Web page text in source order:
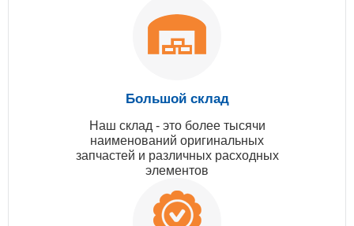
Большой склад
Наш склад - это более тысячи
наименований оригинальных
запчастей и различных расходных
элементов